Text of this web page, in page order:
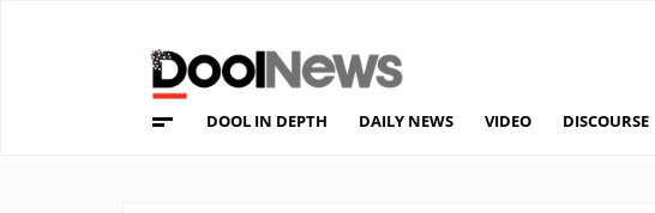
DOOL IN DEPTH DAILY NEWS VIDEO DISCOURSE